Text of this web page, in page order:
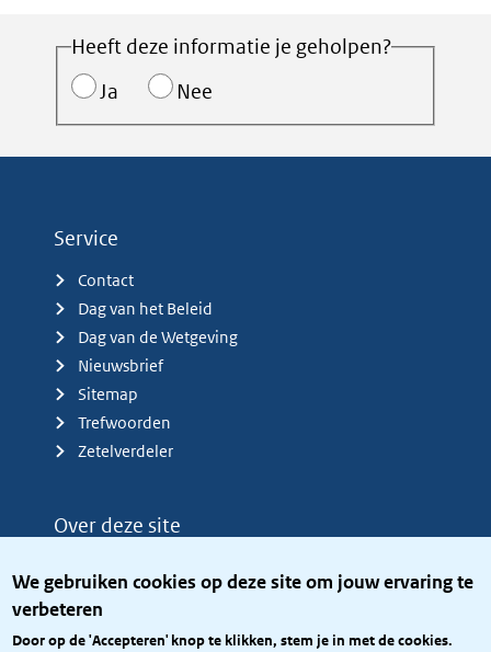
We gebruiken cookies op deze site om jouw ervaring te
verbeteren
Door op de 'Accepteren' knop te klikken, stem je in met de cookies.
Heeft deze informatie je geholpen?
Ja
Nee
Service
Contact
Dag van het Beleid
Dag van de Wetgeving
Nieuwsbrief
Sitemap
Trefwoorden
Zetelverdeler
Over deze site
Privacy